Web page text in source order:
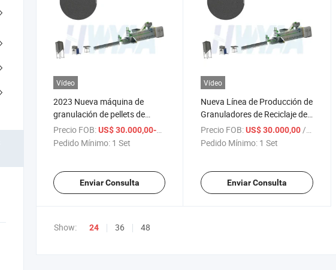
Vídeo
2023 Nueva máquina de
granulación de pellets de
plástico estilo nuevo
Precio FOB:US$ 30.000,00-31.000,00
/ Set
Pedido Mínimo: 1 Set
Enviar Consulta
Vídeo
Nueva Línea de Producción de
Granuladores de Reciclaje de
Plástico con el Mejor Precio
Precio FOB: US$ 30.000,00 / Set
Pedido Mínimo: 1 Set
Enviar Consulta
Show: 24 36 48